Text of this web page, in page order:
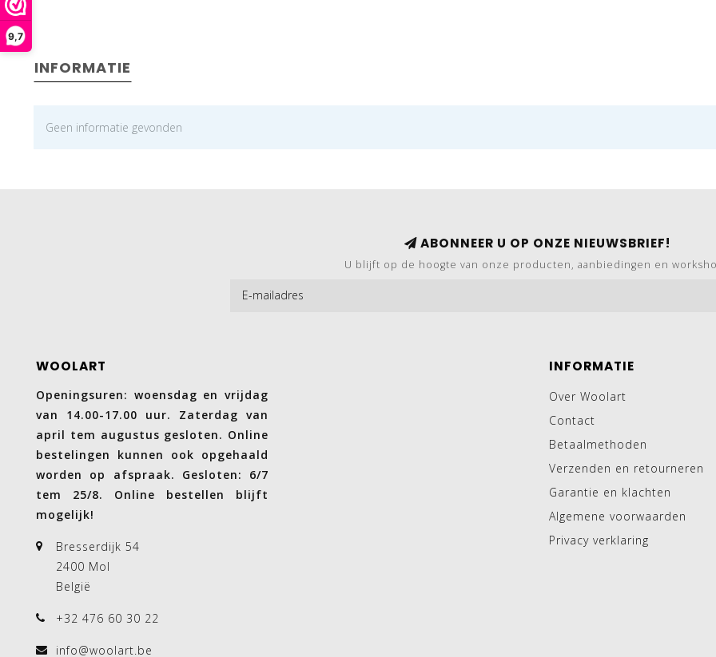
9,7
INFORMATIE
Geen informatie gevonden
ABONNEER U OP ONZE NIEUWSBRIEF!
U blijft op de hoogte van onze producten, aanbiedingen en
WOOLART
Openingsuren: woensdag en vrijdag
van 14.00-17.00 uur. Zaterdag van
april tem augustus gesloten. Online
bestelingen kunnen ook opgehaald
worden op afspraak. Gesloten: 6/7
tem 25/8. Online bestellen blijft
mogelijk!
Bresserdijk 54
2400 Mol
België
+32 476 60 30 22
info@woolart.be
INFORMATIE
Over Woolart
Contact
Betaalmethoden
Verzenden en retourneren
Garantie en klachten
Algemene voorwaarden
Privacy verklaring